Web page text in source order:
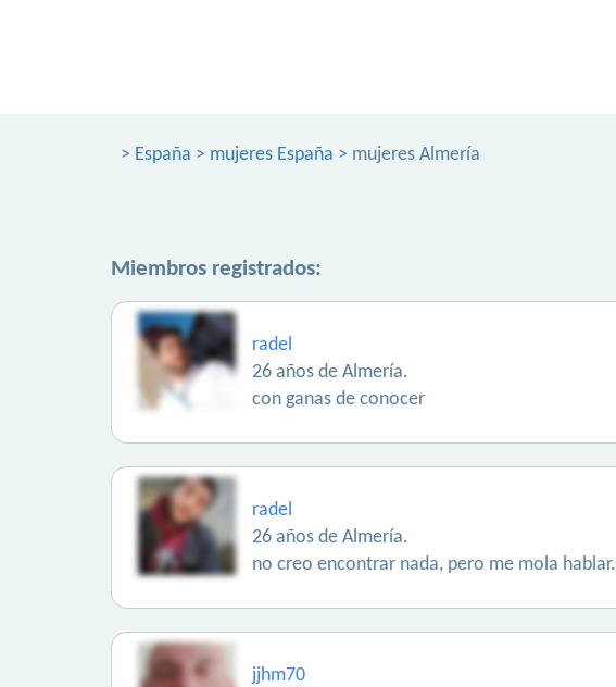
> España > mujeres España > mujeres Almería
Miembros registrados:
radel
26 años de Almería.
con ganas de conocer
radel
26 años de Almería.
no creo encontrar nada, pero me mola hablar.
jjhm70